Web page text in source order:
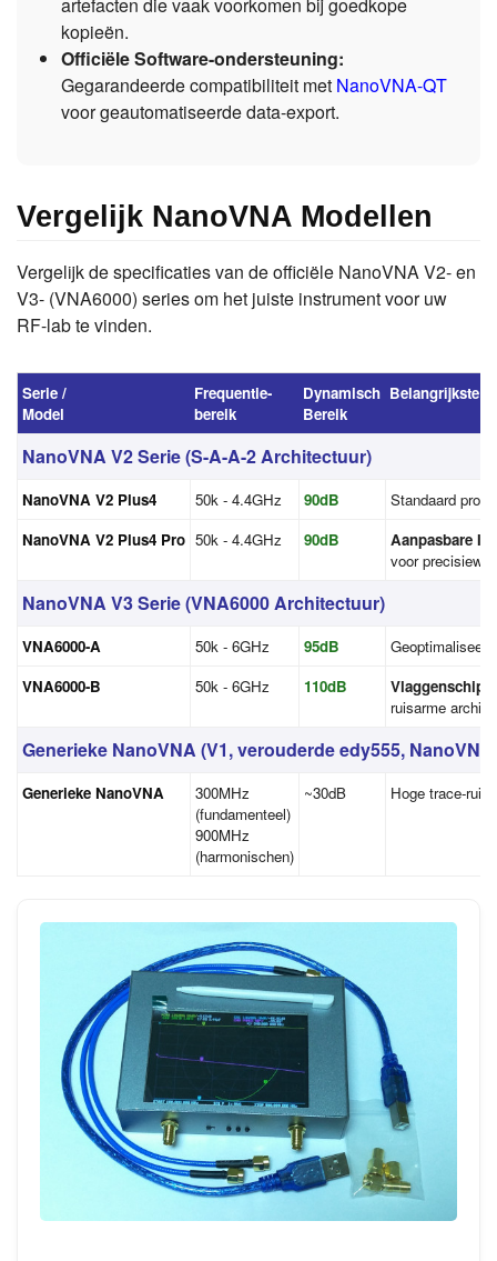
kopieën.
Officiële Software-ondersteuning:
Gegarandeerde compatibiliteit met NanoVNA-QT
voor geautomatiseerde data-export.
Vergelijk NanoVNA Modellen
Vergelijk de specificaties van de officiële NanoVNA V2- en
V3- (VNA6000) series om het juiste instrument voor uw
RF-lab te vinden.
Serie /
Model
Frequentie-
bereik
Dynamisch
Bereik
Belangrijkste
NanoVNA V2 Serie (S-A-A-2 Architectuur)
NanoVNA V2 Plus4 50k - 4.4GHz 90dB
Standaard
NanoVNA V2 Plus4 Pro 50k - 4.4GHz 90dB
Aanpasbare
voor
NanoVNA V3 Serie (VNA6000 Architectuur)
VNA6000-A 50k - 6GHz 95dB
VNA6000-B
50k - 6GHz 110dB
Vlaggenschip
ruisarme
Generieke NanoVNA (V1, verouderde edy555,
Generieke NanoVNA
300MHz
(fundamenteel)
900MHz
(harmonischen)
~30dB Hoge trace-